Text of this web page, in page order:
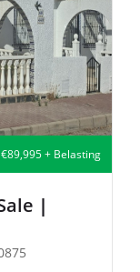
Detached
Murcia Spain 30875